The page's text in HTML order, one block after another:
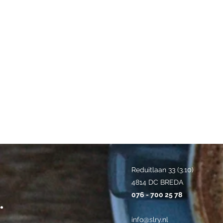
Reduitlaan 33 (3.10)
4814 DC BREDA
076 - 700 25 78
info@slry.nl